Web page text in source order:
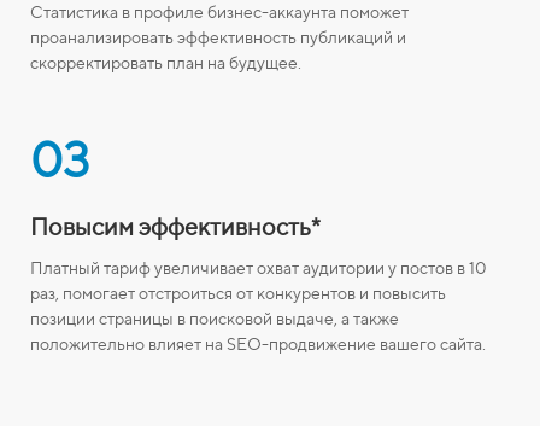
Статистика в профиле бизнес-аккаунта поможет
проанализировать эффективность публикаций и
скорректировать план на будущее.
03
Повысим эффективность*
Платный тариф увеличивает охват аудитории у постов в 10
раз, помогает отстроиться от конкурентов и повысить
позиции страницы в поисковой выдаче, а также
положительно влияет на SEO-продвижение вашего сайта.